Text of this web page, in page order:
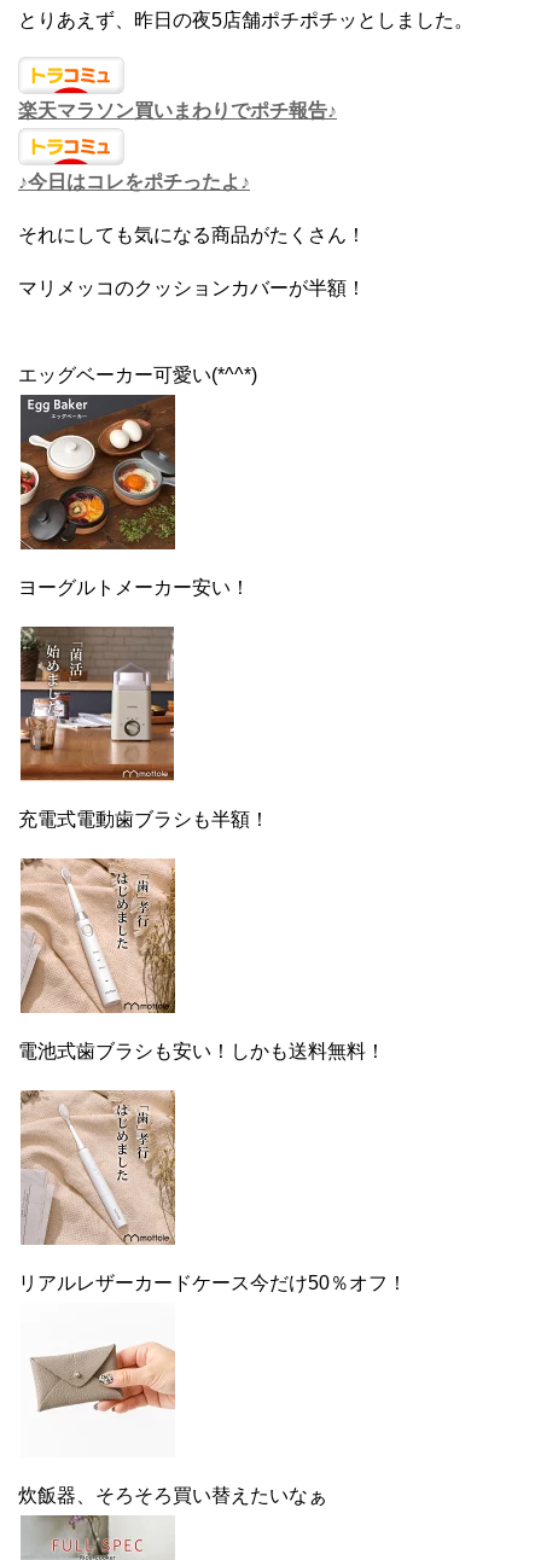
とりあえず、昨日の夜5店舗ポチポチッとしました。
楽天マラソン買いまわりでポチ報告♪
♪今日はコレをポチったよ♪
それにしても気になる商品がたくさん！
マリメッコのクッションカバーが半額！
エッグベーカー可愛い(*^^*)
ヨーグルトメーカー安い！
充電式電動歯ブラシも半額！
電池式歯ブラシも安い！しかも送料無料！
リアルレザーカードケース今だけ50％オフ！
炊飯器、そろそろ買い替えたいなぁ